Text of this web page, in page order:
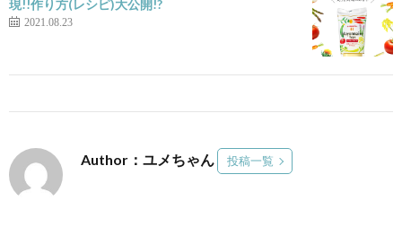
現!!作り方(レシピ)大公開!?
2021.08.23
Author：ユメちゃん 投稿一覧